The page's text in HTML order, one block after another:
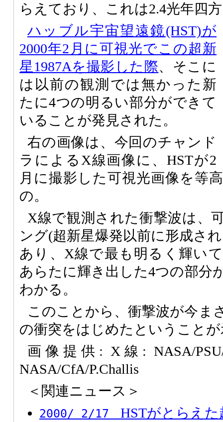
らえており、これは2.4光年四
ハッブル宇宙望遠鏡(HST)が
2000年2月に可視光でこの超新
星1987Aを撮影した際、そこに
は以前の観測では無かった新
たに4つの明るい部分ができて
いることが発見された。
右の画像は、今回のチャンド
ラによるX線画像に、HSTが2
月に撮影した可視光画像を等
の。
X線で観測された衝撃波は、
ング(超新星爆発以前に形成さ
あり、X線で最も明るく輝い
あらたに輝き出した4つの部分
わかる。
このことから、衝撃波が今ま
の衝突をはじめたということ
画像提供: X線: NASA/
NASA/CfA/P.Challis
＜関連ニュース＞
2000/ 2/17 HSTがとらえた